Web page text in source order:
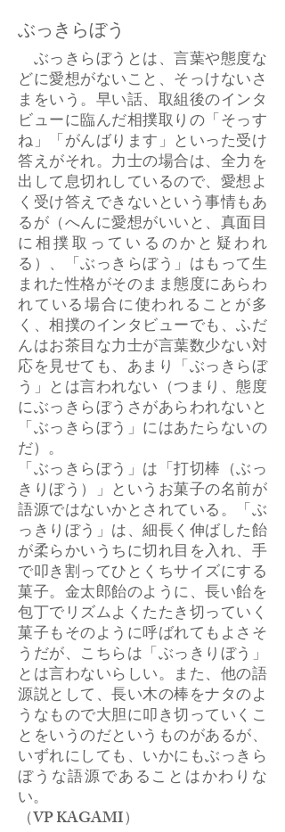
ぶっきらぼう
ぶっきらぼうとは、言葉や態度な
どに愛想がないこと、そっけないさ
まをいう。早い話、取組後のインタ
ビューに臨んだ相撲取りの「そっす
ね」「がんばります」といった受け
答えがそれ。力士の場合は、全力を
出して息切れしているので、愛想よ
く受け答えできないという事情もあ
るが（へんに愛想がいいと、真面目
に相撲取っているのかと疑われ
る）、「ぶっきらぼう」はもって生
まれた性格がそのまま態度にあらわ
れている場合に使われることが多
く、相撲のインタビューでも、ふだ
んはお茶目な力士が言葉数少ない対
応を見せても、あまり「ぶっきらぼ
う」とは言われない（つまり、態度
にぶっきらぼうさがあらわれないと
「ぶっきらぼう」にはあたらないの
だ）。
「ぶっきらぼう」は「打切棒（ぶっ
きりぼう）」というお菓子の名前が
語源ではないかとされている。「ぶ
っきりぼう」は、細長く伸ばした飴
が柔らかいうちに切れ目を入れ、手
で叩き割ってひとくちサイズにする
菓子。金太郎飴のように、長い飴を
包丁でリズムよくたたき切っていく
菓子もそのように呼ばれてもよさそ
うだが、こちらは「ぶっきりぼう」
とは言わないらしい。また、他の語
源説として、長い木の棒をナタのよ
うなもので大胆に叩き切っていくこ
とをいうのだというものがあるが、
いずれにしても、いかにもぶっきら
ぼうな語源であることはかわりな
い。
​（VP KAGAMI）